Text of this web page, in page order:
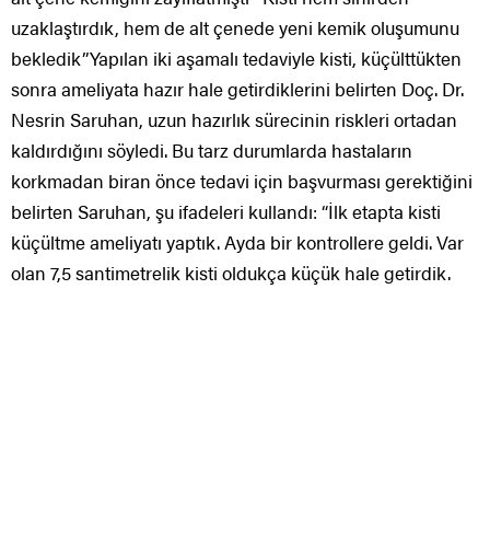
uzaklaştırdık, hem de alt çenede yeni kemik oluşumunu
bekledik”Yapılan iki aşamalı tedaviyle kisti, küçülttükten
sonra ameliyata hazır hale getirdiklerini belirten Doç. Dr.
Nesrin Saruhan, uzun hazırlık sürecinin riskleri ortadan
kaldırdığını söyledi. Bu tarz durumlarda hastaların
korkmadan biran önce tedavi için başvurması gerektiğini
belirten Saruhan, şu ifadeleri kullandı: “İlk etapta kisti
küçültme ameliyatı yaptık. Ayda bir kontrollere geldi. Var
olan 7,5 santimetrelik kisti oldukça küçük hale getirdik.